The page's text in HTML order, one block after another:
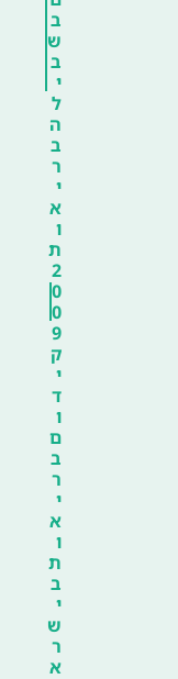
ב
ש
ב
י
ל
ה
ב
ר
י
א
ו
ת
2
0
0
9
ק
י
ד
ו
ם
ב
ר
י
א
ו
ת
ב
י
ש
ר
א